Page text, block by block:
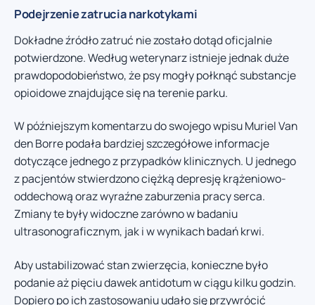
Podejrzenie zatrucia narkotykami
Dokładne źródło zatruć nie zostało dotąd oficjalnie
potwierdzone. Według weterynarz istnieje jednak duże
prawdopodobieństwo, że psy mogły połknąć substancje
opioidowe znajdujące się na terenie parku.
W późniejszym komentarzu do swojego wpisu Muriel Van
den Borre podała bardziej szczegółowe informacje
dotyczące jednego z przypadków klinicznych. U jednego
z pacjentów stwierdzono ciężką depresję krążeniowo-
oddechową oraz wyraźne zaburzenia pracy serca.
Zmiany te były widoczne zarówno w badaniu
ultrasonograficznym, jak i w wynikach badań krwi.
Aby ustabilizować stan zwierzęcia, konieczne było
podanie aż pięciu dawek antidotum w ciągu kilku godzin.
Dopiero po ich zastosowaniu udało się przywrócić